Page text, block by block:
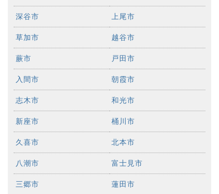
深谷市 上尾市
草加市 越谷市
蕨市 戸田市
入間市 朝霞市
志木市 和光市
新座市 桶川市
久喜市 北本市
八潮市 富士見市
三郷市 蓮田市